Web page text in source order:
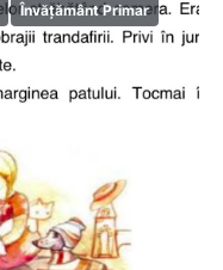
Învățământ Primar